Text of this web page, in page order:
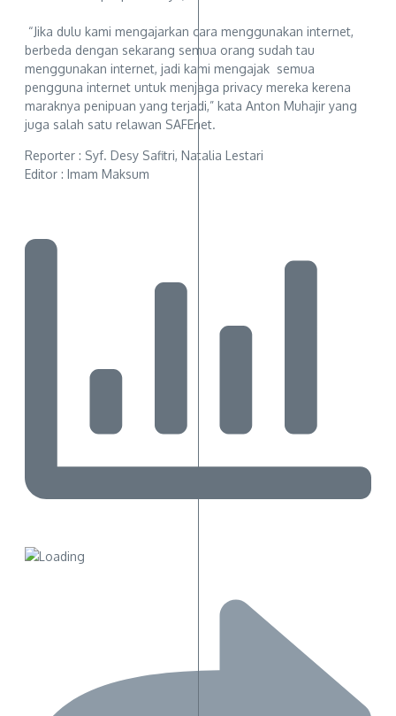
“Jika dulu kami mengajarkan cara menggunakan internet,
berbeda dengan sekarang semua orang sudah tau
menggunakan internet, jadi kami mengajak semua
pengguna internet untuk menjaga privacy mereka kerena
maraknya penipuan yang terjadi,” kata Anton Muhajir yang
juga salah satu relawan SAFEnet.‎
Reporter : Syf. Desy Safitri, Natalia Lestari‎
Editor : Imam Maksum